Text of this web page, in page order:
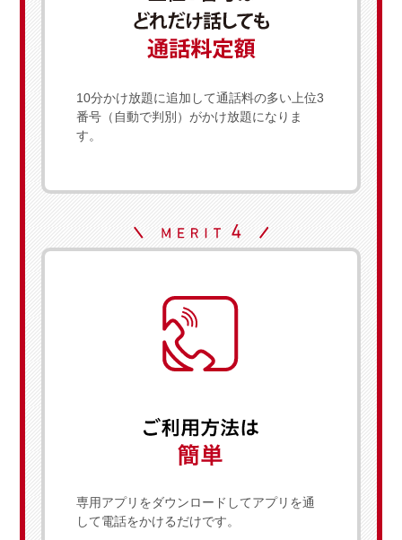
10分かけ放題に追加して通話料の多い上位3
番号（自動で判別）がかけ放題になりま
す。
専用アプリをダウンロードしてアプリを通
して電話をかけるだけです。